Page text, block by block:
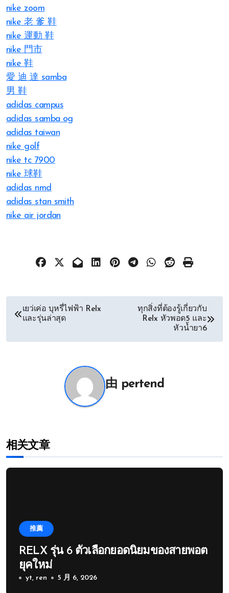
nike zoom
nike 老 爹 鞋
nike 運動 鞋
nike 門市
nike 鞋
愛 迪 達 samba
男 鞋
adidas campus
adidas samba og
adidas taiwan
nike golf
nike tc 7900
nike 球鞋
adidas nmd
adidas stan smith
nike air jordan
文เยว่เค่อ บุหรี่ไฟฟ้า Relx
และรุ่นล่าสุด
ทุกสิ่งที่ต้องรู้เกี่ยวกับ
Relx หัวพอด5 และ
หัวน้ำยา6
由 pertend
相关文章
推薦
RELX รุ่น 6 ตัวเลือกยอดนิยมของสายพอต
ยุคใหม่
yt, ren 5 月 6, 2026